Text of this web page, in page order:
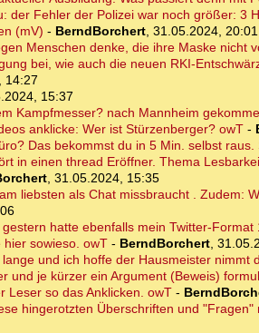
der Fehler der Polizei war noch größer:
(mV) - BerndBorchert, 31.05.2024, 20:01
Menschen denke, die ihre Maske nicht
bei, wie auch die neuen RKI-
14:27
15:37
Kampfmesser? nach Mannheim
anklicke: Wer ist Stürzenberger? owT-
Das bekommst du in 5 Min. selbst
in einen thread Eröffner. Thema
, 31.05.2024, 15:35
liebsten als Chat missbraucht . Zudem:
hatte ebenfalls mein Twitter-
hier sowieso. owT - BerndBorchert,
und ich hoffe der Hausmeister nimmt
und je kürzer ein Argument (Beweis)
Leser so das Anklicken. owT -
hingerotzten Überschriften und